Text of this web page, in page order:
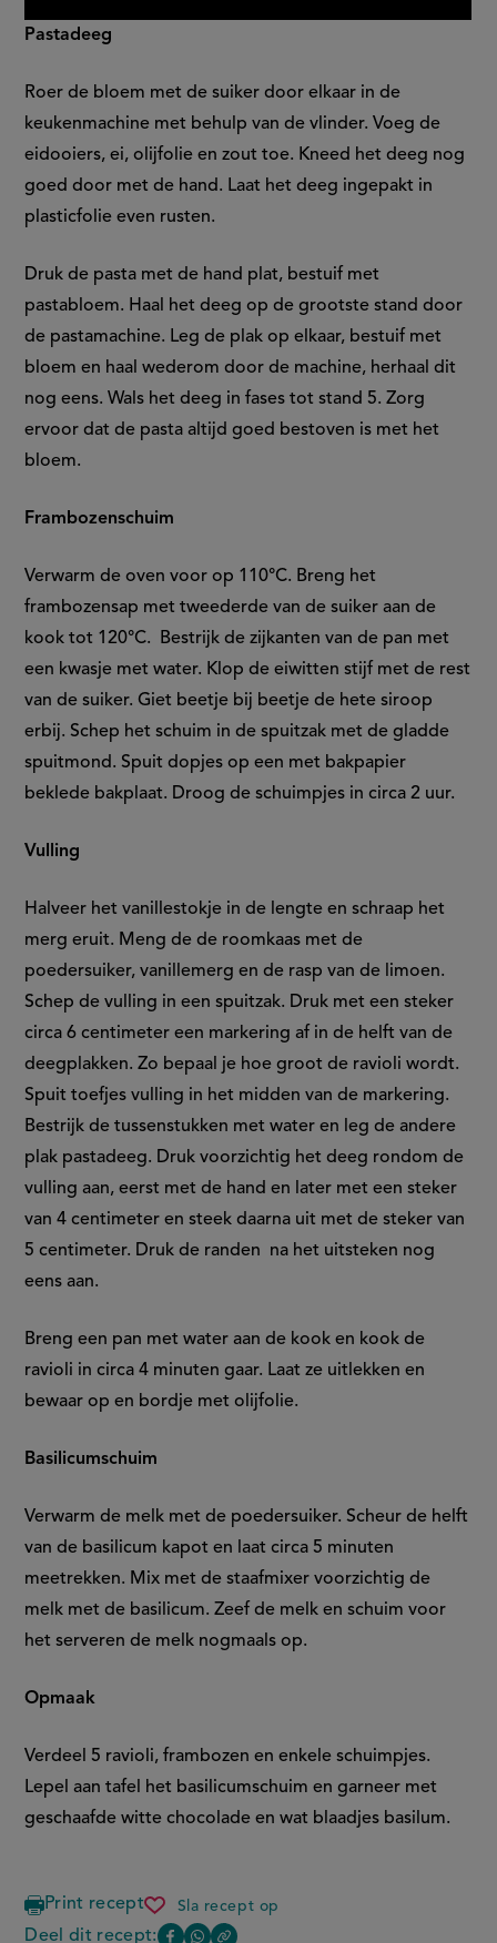
Pastadeeg
Roer de bloem met de suiker door elkaar in de
keukenmachine met behulp van de vlinder. Voeg de
eidooiers, ei, olijfolie en zout toe. Kneed het deeg nog
goed door met de hand. Laat het deeg ingepakt in
plasticfolie even rusten.
Druk de pasta met de hand plat, bestuif met
pastabloem. Haal het deeg op de grootste stand door
de pastamachine. Leg de plak op elkaar, bestuif met
bloem en haal wederom door de machine, herhaal dit
nog eens. Wals het deeg in fases tot stand 5. Zorg
ervoor dat de pasta altijd goed bestoven is met het
bloem.
Frambozenschuim
Verwarm de oven voor op 110°C. Breng het
frambozensap met tweederde van de suiker aan de
kook tot 120°C. Bestrijk de zijkanten van de pan met
een kwasje met water. Klop de eiwitten stijf met de rest
van de suiker. Giet beetje bij beetje de hete siroop
erbij. Schep het schuim in de spuitzak met de gladde
spuitmond. Spuit dopjes op een met bakpapier
beklede bakplaat. Droog de schuimpjes in circa 2 uur.
Vulling
Halveer het vanillestokje in de lengte en schraap het
merg eruit. Meng de de roomkaas met de
poedersuiker, vanillemerg en de rasp van de limoen.
Schep de vulling in een spuitzak. Druk met een steker
circa 6 centimeter een markering af in de helft van de
deegplakken. Zo bepaal je hoe groot de ravioli wordt.
Spuit toefjes vulling in het midden van de markering.
Bestrijk de tussenstukken met water en leg de andere
plak pastadeeg. Druk voorzichtig het deeg rondom de
vulling aan, eerst met de hand en later met een steker
van 4 centimeter en steek daarna uit met de steker van
5 centimeter. Druk de randen na het uitsteken nog
eens aan.
Breng een pan met water aan de kook en kook de
ravioli in circa 4 minuten gaar. Laat ze uitlekken en
bewaar op en bordje met olijfolie.
Basilicumschuim
Verwarm de melk met de poedersuiker. Scheur de helft
van de basilicum kapot en laat circa 5 minuten
meetrekken. Mix met de staafmixer voorzichtig de
melk met de basilicum. Zeef de melk en schuim voor
het serveren de melk nogmaals op.
Opmaak
Verdeel 5 ravioli, frambozen en enkele schuimpjes.
Lepel aan tafel het basilicumschuim en garneer met
geschaafde witte chocolade en wat blaadjes basilum.
Print recept Sla recept op
gevulde
zoete
Deel dit recept: